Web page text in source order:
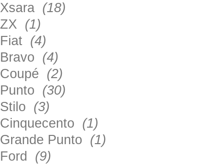
Xsara (18)
ZX (1)
Fiat (4)
Bravo (4)
Coupé (2)
Punto (30)
Stilo (3)
Cinquecento (1)
Grande Punto (1)
Ford (9)